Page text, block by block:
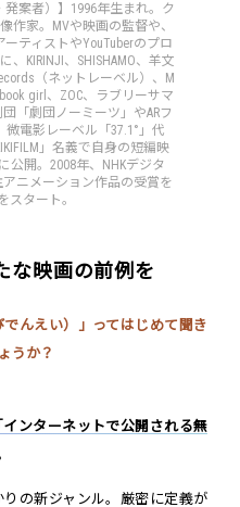
発案者）】1996年生まれ。ク
作家。MVや映画の監督や、
ティストやYouTuberのプロ
KIRINJI、SHISHAMO、羊文
（ネットレーベル）、M
girl、ZOC、ラブリーサマ
「劇団ノーミーツ」やARフ
微電影レーベル「37.1°」代
」名義で自身の短編映
公開。2008年、NHKデジタ
ニメーション作品の受賞を
スタート。
な映画の前例を
んえい）」ってはじめて聞き
うか？
ンターネットで公開される無
の新ジャンル。厳密に定義が